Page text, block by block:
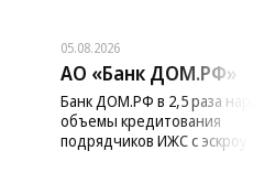
05.08.2026
АО «Банк ДОМ.РФ»
Банк ДОМ.РФ в 2,5 раза
объемы кредитования
подрядчиков ИЖС с эскроу